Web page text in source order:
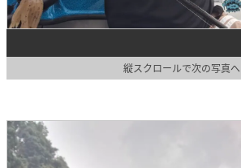
縦スクロールで次の写真へ